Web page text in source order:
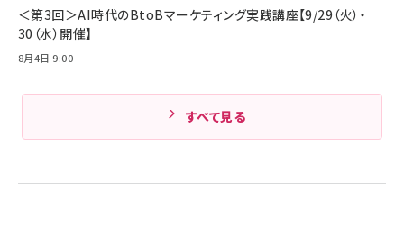
＜第3回＞AI時代のBtoBマーケティング実践講座【9/29（火）・
30（水）開催】
8月4日 9:00
すべて見る